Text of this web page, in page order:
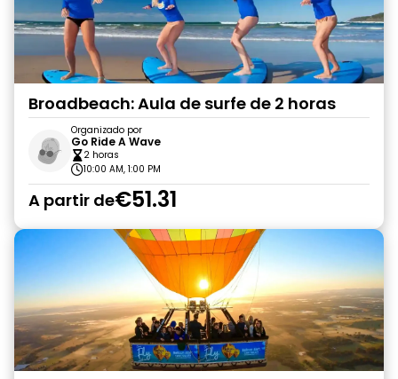
Broadbeach: Aula de surfe de 2 horas
Organizado por
Go Ride A Wave
2 horas
10:00 AM, 1:00 PM
A partir de€51.31